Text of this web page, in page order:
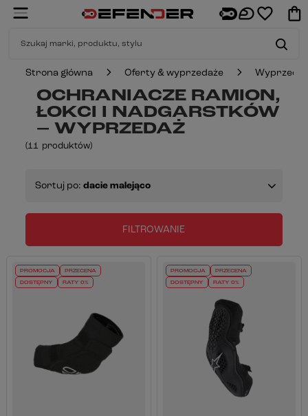
Strona główna Oferty & wyprzedaże
OCHRANIACZE RAMION,
ŁOKCI I NADGARSTKÓW
– WYPRZEDAŻ
(11 produktów)
Sortuj po: dacie malejąco
FILTROWANIE
PROMOCJA PRZECENA
DOSTĘPNY RATY 0%
PROMOCJA PRZECENA
DOSTĘPNY RATY 0%